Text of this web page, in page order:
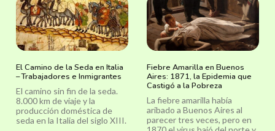
El Camino de la Seda en Italia
– Trabajadores e Inmigrantes
El camino sin fin de la seda.
8.000 km de viaje y la
producción doméstica de
seda en la Italia del siglo XIII.
Fiebre Amarilla en Buenos
Aires: 1871, la Epidemia que
Castigó a la Pobreza
La fiebre amarilla había
aribado a Buenos Aires al
parecer tres veces, pero en